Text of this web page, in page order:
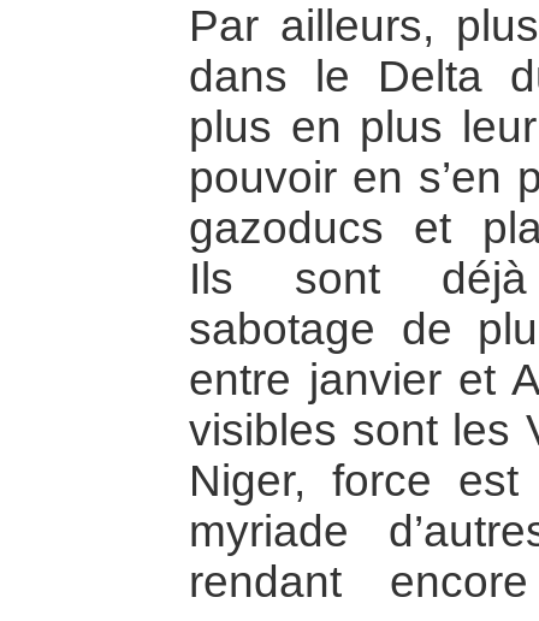
Par ailleurs,
dans le Delta
plus en plus
pouvoir en s’en
gazoducs et
Ils sont déjà
sabotage de
entre janvier et
visibles sont les
Niger, force est
myriade
rendant